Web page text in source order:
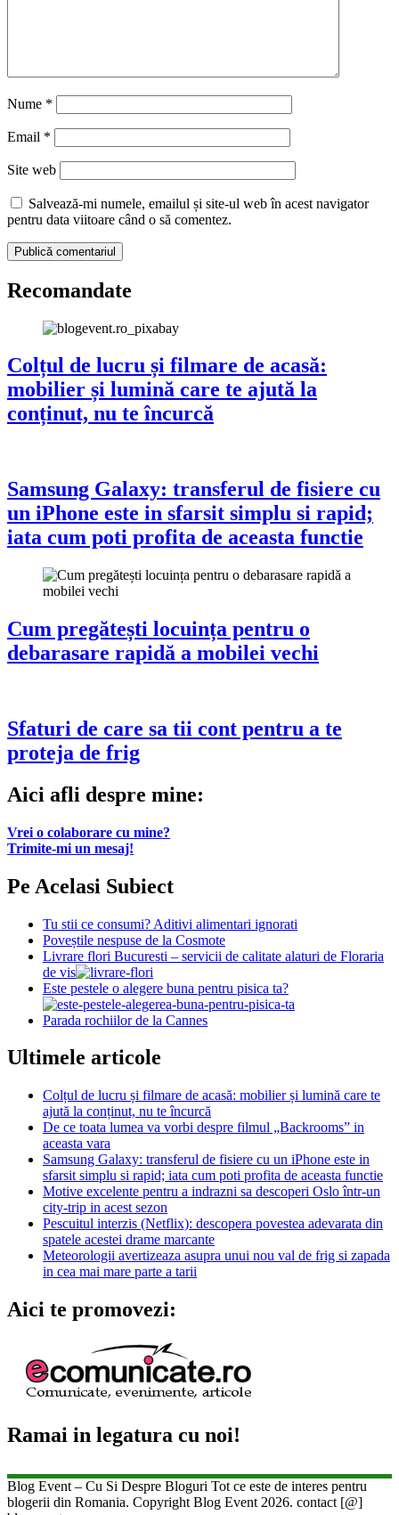
Nume *
Email *
Site web
Salvează-mi numele, emailul și site-ul web în acest navigator
pentru data viitoare când o să comentez.
Recomandate
Colțul de lucru și filmare de acasă:
mobilier și lumină care te ajută la
conținut, nu te încurcă
Samsung Galaxy: transferul de fisiere cu
un iPhone este in sfarsit simplu si rapid;
iata cum poti profita de aceasta functie
Cum pregătești locuința pentru o
debarasare rapidă a mobilei vechi
Sfaturi de care sa tii cont pentru a te
proteja de frig
Aici afli despre mine:
Vrei o colaborare cu mine?
Trimite-mi un mesaj!
Pe Acelasi Subiect
Tu stii ce consumi? Aditivi alimentari ignorati
Poveștile nespuse de la Cosmote
Livrare flori Bucuresti – servicii de calitate alaturi de Floraria
de vis
Este pestele o alegere buna pentru pisica ta?
Parada rochiilor de la Cannes
Ultimele articole
Colțul de lucru și filmare de acasă: mobilier și lumină care te
ajută la conținut, nu te încurcă
De ce toata lumea va vorbi despre filmul „Backrooms” in
aceasta vara
Samsung Galaxy: transferul de fisiere cu un iPhone este in
sfarsit simplu si rapid; iata cum poti profita de aceasta functie
Motive excelente pentru a indrazni sa descoperi Oslo într-un
city-trip in acest sezon
Pescuitul interzis (Netflix): descopera povestea adevarata din
spatele acestei drame marcante
Meteorologii avertizeaza asupra unui nou val de frig si zapada
in cea mai mare parte a tarii
Aici te promovezi:
Ramai in legatura cu noi!
Blog Event – Cu Si Despre Bloguri Tot ce este de interes pentru
blogerii din Romania. Copyright Blog Event 2026. contact [@]